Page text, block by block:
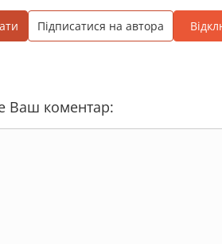
Підписатися на автора
Ваш коментар: